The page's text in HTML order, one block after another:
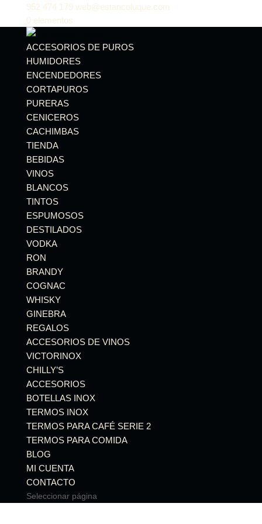
952 474 179 web@estancoluque.com
0 elementos
ACCESORIOS DE PUROS
HUMIDORES
ENCENDEDORES
CORTAPUROS
PURERAS
CENICEROS
CACHIMBAS
TIENDA
BEBIDAS
VINOS
BLANCOS
TINTOS
ESPUMOSOS
DESTILADOS
VODKA
RON
BRANDY
COGNAC
WHISKY
GINEBRA
REGALOS
ACCESORIOS DE VINOS
VICTORINOX
CHILLY’S
ACCESORIOS
BOTELLAS INOX
TERMOS INOX
TERMOS PARA CAFÉ SERIE 2
TERMOS PARA COMIDA
BLOG
MI CUENTA
CONTACTO
Seleccionar página